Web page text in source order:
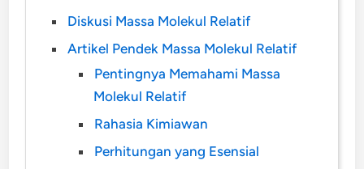
Diskusi Massa Molekul Relatif
Artikel Pendek Massa Molekul Relatif
Pentingnya Memahami Massa
Molekul Relatif
Rahasia Kimiawan
Perhitungan yang Esensial